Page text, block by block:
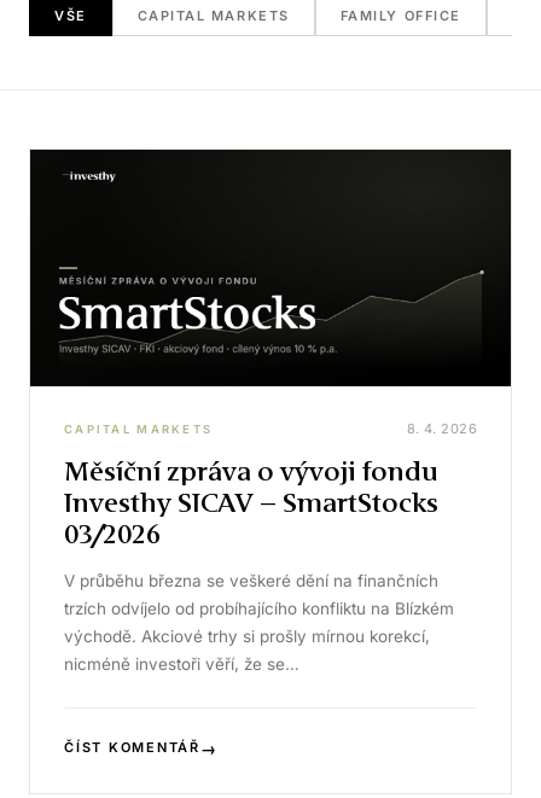
VŠE CAPITAL MARKETS FAMILY OFFICE
CAPITAL MARKETS 8. 4. 2026
Měsíční zpráva o vývoji fondu
Investhy SICAV – SmartStocks
03/2026
V průběhu března se veškeré dění na finančních
trzích odvíjelo od probíhajícího konfliktu na Blízkém
východě. Akciové trhy si prošly mírnou korekcí,
nicméně investoři věří, že se…
ČÍST KOMENTÁŘ →